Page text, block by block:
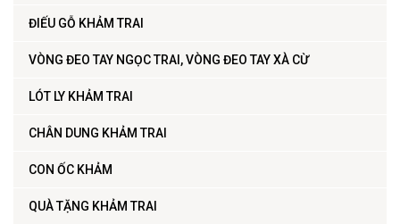
ĐIẾU GỖ KHẢM TRAI
VÒNG ĐEO TAY NGỌC TRAI, VÒNG ĐEO TAY XÀ CỪ
LÓT LY KHẢM TRAI
CHÂN DUNG KHẢM TRAI
CON ỐC KHẢM
QUÀ TẶNG KHẢM TRAI